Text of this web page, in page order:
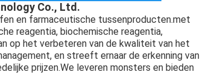
Co., Ltd.
en farmaceutische tussenproducten.met
reagentia, biochemische reagentia,
op het verbeteren van de kwaliteit van het
en streeft ernaar de erkenning van
prijzen.We leveren monsters en bieden